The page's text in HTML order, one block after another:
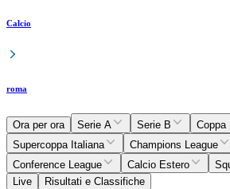
Calcio
roma
Ora per ora Serie A Serie B
Coppa
Supercoppa Italiana
Champions League
Conference League
Calcio Estero
Live
Risultati e Classifiche